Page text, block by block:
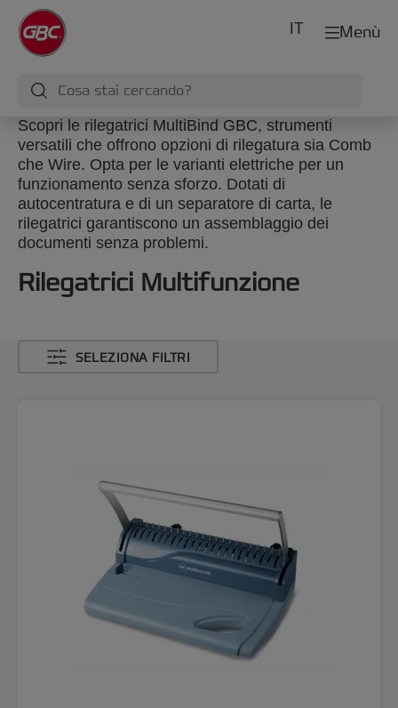
Menù
IT
Scopri le rilegatrici MultiBind GBC, strumenti
versatili che offrono opzioni di rilegatura sia Comb
che Wire. Opta per le varianti elettriche per un
funzionamento senza sforzo. Dotati di
autocentratura e di un separatore di carta, le
rilegatrici garantiscono un assemblaggio dei
documenti senza problemi.
Rilegatrici Multifunzione
SELEZIONA FILTRI